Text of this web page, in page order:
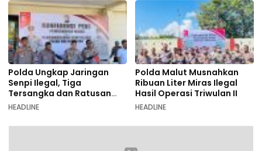
Polda Ungkap Jaringan
Senpi Ilegal, Tiga
Tersangka dan Ratusan
Amunisi Diamankan
HEADLINE
Polda Malut Musnahkan
Ribuan Liter Miras Ilegal
Hasil Operasi Triwulan II
HEADLINE